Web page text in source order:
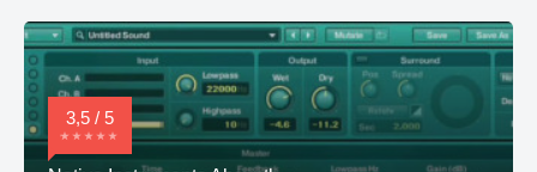
3,5 / 5